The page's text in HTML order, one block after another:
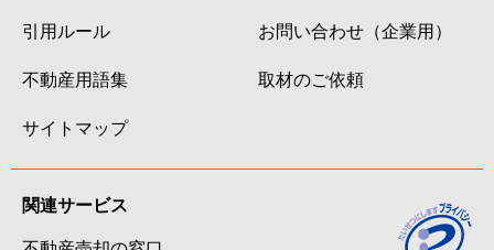
引用ルール
不動産用語集
サイトマップ
お問い合わせ（企業用）
取材のご依頼
関連サービス